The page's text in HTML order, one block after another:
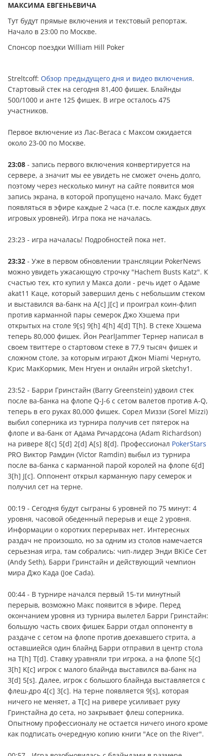
МАКСИМА ЕВГЕНЬЕВИЧА
Тут будут прямые включения и текстовый репортаж.
Начало в 23:00 по Москве.
Спонсор поездки William Hill Poker
Streltcoff: Обзор предыдущего дня и видео включения.
Стартовый стек на сегодня 81,400 фишек. Блайнды
500/1000 и анте 125 фишек. В игре осталось 475
участников.
Первое включение из Лас-Вегаса с Максом ожидается
около 23-00 по Москве.
23:08 - запись первого включения конвертируется на
сервере, а значит мы ее увидеть не сможет очень долго,
поэтому через несколько минут на сайте появится моя
запись экрана, в которой пропущено начало. Макс будет
появляться в эфире каждые 2 часа (т.е. после каждых двух
игровых уровней). Игра пока не началась.
23:23 - игра началась! Подробностей пока нет.
23:32 - Уже в первом обновлении трансляции PokerNews
можно увидеть ужасающую строчку "Hachem Busts Katz". К
счастью тех, кто купил у Макса доли - речь идет о Адаме
akat11 Каце, который завершил день с небольшим стеком
и выставился ва-банк на A[c] J[c] и проиграл коин-флип
против карманной пары семерок Джо Хэшема при
открытых на столе 9[s] 9[h] 4[h] 4[d] T[h]. В стеке Хэшема
теперь 80,000 фишек. Йон PearlJammer Тернер написал в
своем твиттере о стартовом стеке в 77,9 тысяч фишек и
сложном столе, за которым играют Джон Miami Чернуто,
Крис МакКормик, Мен Нгуен и онлайн игрой sketchy1.
23:52 - Барри Гринстайн (Barry Greenstein) удвоил стек
после ва-банка на флопе Q-J-6 с сетом валетов против A-Q,
теперь в его руках 80,000 фишек. Сорел Миззи (Sorel Mizzi)
выбил соперника из турнира получив сет пятерок на
флопе и ва-банк от Адама Ричардсона (Adam Richardson)
на ривере 8[c] 5[d] 2[d] A[s] 8[d]. Профессионал PokerStars
PRO Виктор Рамдин (Victor Ramdin) выбыл из турнира
после ва-банка с карманной парой королей на флопе 6[d]
3[h] J[c]. Оппонент открыл карманную пару семерок и
получил сет на терне.
00:19 - Сегодня будут сыграны 6 уровней по 75 минут: 4
уровня, часовой обеденный перерыв и еще 2 уровня.
Информации о коротких перерывах нет. Интересных
раздач не произошло, но за одним из столов намечается
серьезная игра, там собрались: чип-лидер Энди BKiCe Сет
(Andy Seth), Барри Гринстайн и действующий чемпион
мира Джо Када (Joe Cada).
00:44 - В турнире начался первый 15-ти минутный
перерыв, возможно Макс появится в эфире. Перед
окончанием уровня из турнира вылетел Барри Гринстайн:
большую часть своих фишек Барри отдал оппоненту в
раздаче с сетом на флопе против доехавшего стрита, а
оставшиейся один блайнд Барри отправил в центр стола
на T[h] T[d]. Ставку уравняли три игрока, а на флопе 5[c]
3[h] K[c] игрок с малого блайнда выставился ва-банк на
3[d] 5[s]. Далее, игрок с большого блайнда выставляется с
флеш-дро 4[c] 3[c]. На терне появляется 9[s], которая
ничего не меняет, а T[c] на ривере усиливает руку
Гринстайна до сета, но закрывает флеш соперника.
Опытному профессионалу не остается ничего иного кроме
как подписать очередную копию книги "Ace on the River".